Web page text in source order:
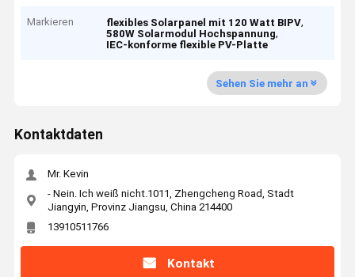
Markieren flexibles Solarpanel mit 120 Watt BIPV,
580W Solarmodul Hochspannung,
IEC-konforme flexible PV-Platte
Sehen Sie mehr an
Kontaktdaten
Mr. Kevin
- Nein. Ich weiß nicht.1011, Zhengcheng Road, Stadt
Jiangyin, Provinz Jiangsu, China 214400
13910511766
Kontakt